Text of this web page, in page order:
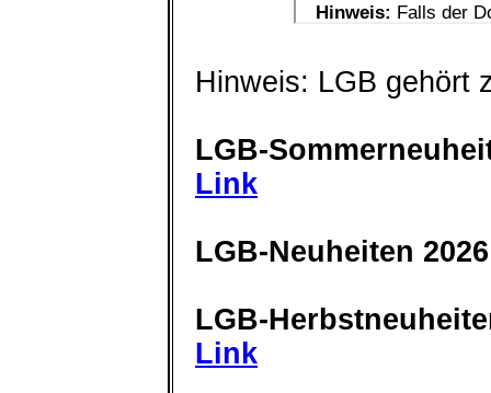
Hinweis: LGB gehört
LGB-
Link
LGB-Neuheiten
LGB-
Link